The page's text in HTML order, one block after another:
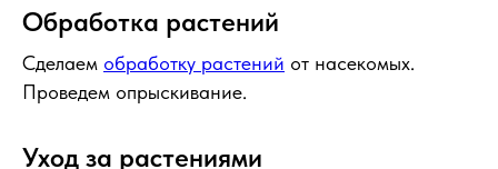
Обработка растений
Сделаем обработку растений от насекомых.
Проведем опрыскивание.
Уход за растениями